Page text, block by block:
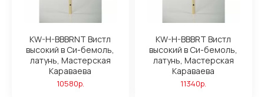
KW-H-BBBRNT Вистл
высокий в Си-бемоль,
латунь, Мастерская
Караваева
10580р.
KW-H-BBBRT Вистл
высокий в Си-бемоль,
латунь, Мастерская
Караваева
11340р.